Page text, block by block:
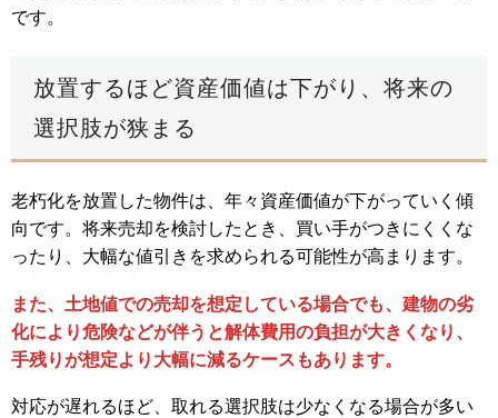
です。
放置するほど資産価値は下がり、将来の
選択肢が狭まる
老朽化を放置した物件は、年々資産価値が下がっていく傾
向です。将来売却を検討したとき、買い手がつきにくくな
ったり、大幅な値引きを求められる可能性が高まります。
また、土地値での売却を想定している場合でも、建物の劣
化により危険などが伴うと解体費用の負担が大きくなり、
手残りが想定より大幅に減るケースもあります。
対応が遅れるほど、取れる選択肢は少なくなる場合が多い